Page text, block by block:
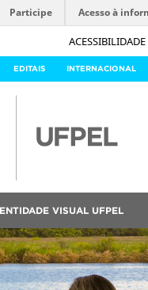
ACESSIBILIDADE
Participe Acesso à
EDITAIS INTERNACIONAL
VISUAL UFPEL